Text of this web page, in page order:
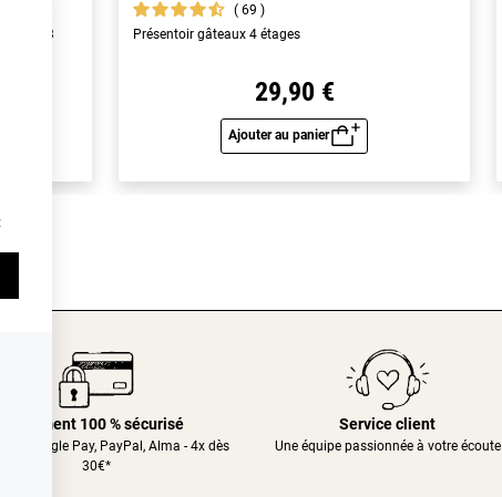
0,3
69
Présentoir gâteaux 4 étages
29,90 €
Ajouter au panier
Aperçu rapide
Paiement 100 % sécurisé
Pay, PayPal, Alma - 4x dès
30€*
Service client
Une équipe passionnée à votre écoute